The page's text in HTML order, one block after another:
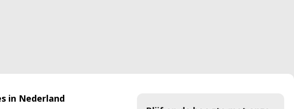
in Nederland